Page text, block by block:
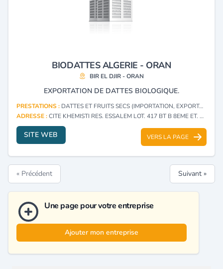
BIODATTES ALGERIE - ORAN
BIR EL DJIR - ORAN
EXPORTATION DE DATTES BIOLOGIQUE.
PRESTATIONS : DATTES ET FRUITS SECS (IMPORTATION, EXPORTATION)
ADRESSE :CITE KHEMISTI RES. ESSALEM LOT. 417 BT B 8EME ET. BIR EL DJIR - ORAN
SITE WEB VERS LA PAGE
« Précédent Suivant »
Une page pour votre entreprise
Ajouter mon entreprise